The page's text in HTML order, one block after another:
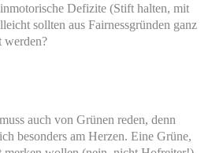
Defizite (Stift halten, mit
sollten aus Fairnessgründen ganz
werden?
auch von Grünen reden, denn
besonders am Herzen. Eine Grüne,